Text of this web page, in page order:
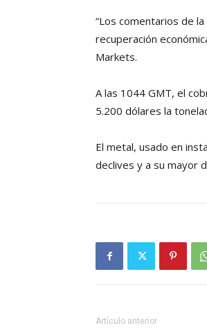
“Los comentarios de
recuperación
Markets.
A las 1044 GMT, el
5.200 dólares la
El metal, usado en
declives y a su mayor
Artículo anterior